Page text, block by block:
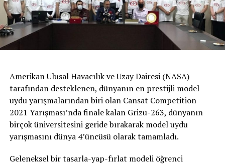
Amerikan Ulusal Havacılık ve Uzay Dairesi (NASA)
tarafından desteklenen, dünyanın en prestijli model
uydu yarışmalarından biri olan Cansat Competition
2021 Yarışması’nda finale kalan Grizu-263, dünyanın
birçok üniversitesini geride bırakarak model uydu
yarışmasını dünya 4’üncüsü olarak tamamladı.
Geleneksel bir tasarla-yap-fırlat modeli öğrenci